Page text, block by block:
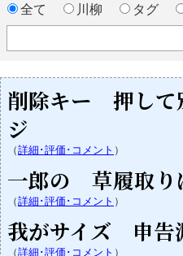
全て 川柳 タグ
削除キー 押し
ジ
（詳細･評価･コメント ）
一郎の 草履取
（詳細･評価･コメント ）
我がサイズ 申
（詳細･評価･コメント ）